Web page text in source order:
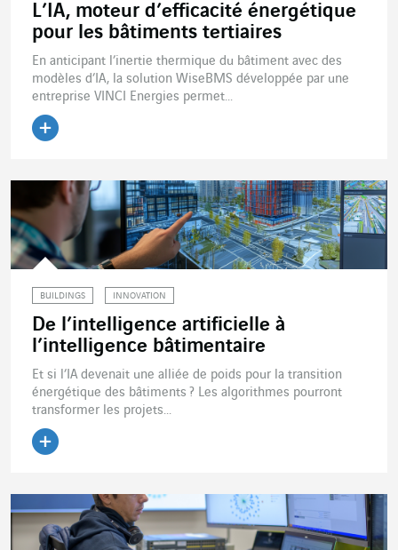
L’IA, moteur d’efficacité énergétique
pour les bâtiments tertiaires
En anticipant l’inertie thermique du bâtiment avec des
modèles d’IA, la solution WiseBMS développée par une
entreprise VINCI Energies permet...
BUILDINGS INNOVATION
De l’intelligence artificielle à
l’intelligence bâtimentaire
Et si l’IA devenait une alliée de poids pour la transition
énergétique des bâtiments ? Les algorithmes pourront
transformer les projets...